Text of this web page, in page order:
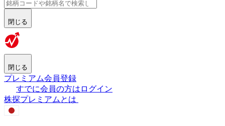
閉じる
閉じる
プレミアム会員登録
すでに会員の方はログイン
株探プレミアムとは